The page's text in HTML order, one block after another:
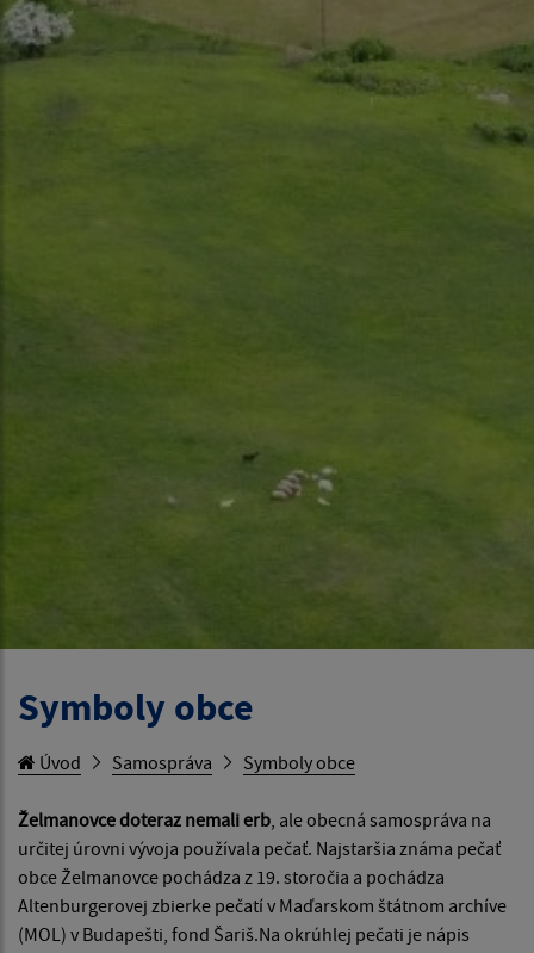
Symboly obce
Úvod Samospráva Symboly obce
Želmanovce doteraz nemali erb , ale obecná samospráva na
určitej úrovni vývoja používala pečať. Najstaršia známa pečať
obce Želmanovce pochádza z 19. storočia a pochádza
Altenburgerovej zbierke pečatí v Maďarskom štátnom archíve
(MOL) v Budapešti, fond Šariš.Na okrúhlej pečati je nápis